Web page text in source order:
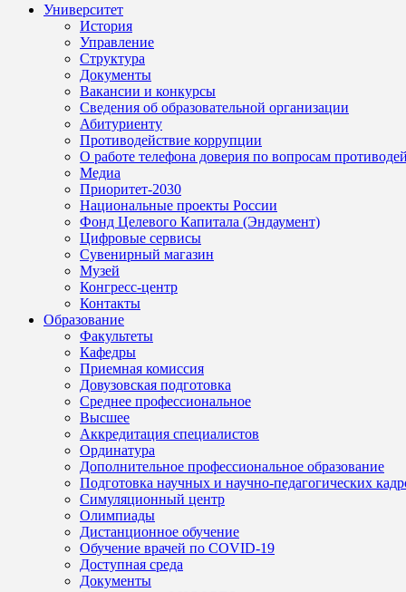
Университет
История
Управление
Структура
Документы
Вакансии и конкурсы
Сведения об образовательной организации
Абитуриенту
Противодействие коррупции
О работе телефона доверия по вопросам
Медиа
Приоритет-2030
Национальные проекты России
Фонд Целевого Капитала (Эндаумент)
Цифровые сервисы
Сувенирный магазин
Музей
Конгресс-центр
Контакты
Образование
Факультеты
Кафедры
Приемная комиссия
Довузовская подготовка
Среднее профессиональное
Высшее
Аккредитация специалистов
Ординатура
Дополнительное профессиональное образование
Подготовка научных и научно-педагогических
Симуляционный центр
Олимпиады
Дистанционное обучение
Обучение врачей по COVID-19
Доступная среда
Документы